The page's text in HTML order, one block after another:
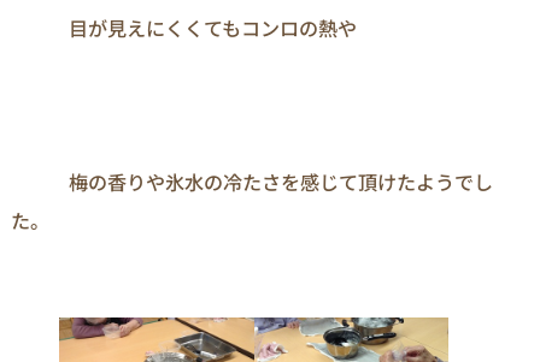
目が見えにくくてもコンロの熱や
梅の香りや氷水の冷たさを感じて頂けたようでし
た。